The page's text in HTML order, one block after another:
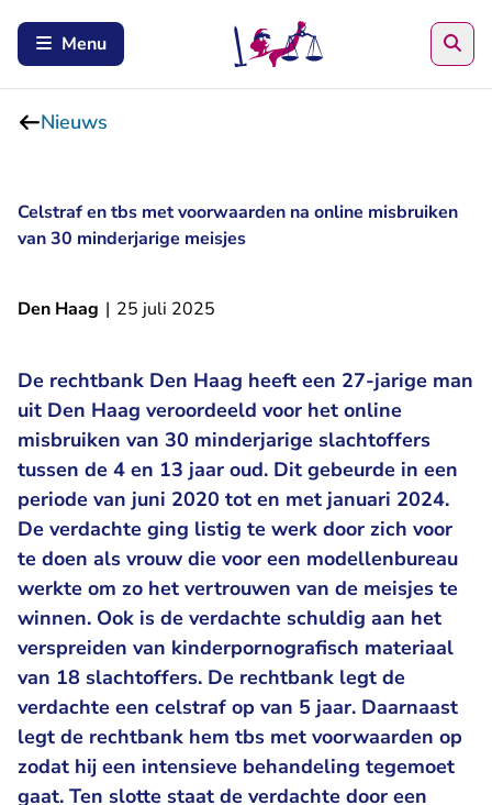
Menu
Nieuws
Celstraf en tbs met voorwaarden na online misbruiken
van 30 minderjarige meisjes
Den Haag | 25 juli 2025
De rechtbank Den Haag heeft een 27-jarige man
uit Den Haag veroordeeld voor het online
misbruiken van 30 minderjarige slachtoffers
tussen de 4 en 13 jaar oud. Dit gebeurde in een
periode van juni 2020 tot en met januari 2024.
De verdachte ging listig te werk door zich voor
te doen als vrouw die voor een modellenbureau
werkte om zo het vertrouwen van de meisjes te
winnen. Ook is de verdachte schuldig aan het
verspreiden van kinderpornografisch materiaal
van 18 slachtoffers. De rechtbank legt de
verdachte een celstraf op van 5 jaar. Daarnaast
legt de rechtbank hem tbs met voorwaarden op
zodat hij een intensieve behandeling tegemoet
gaat. Ten slotte staat de verdachte door een